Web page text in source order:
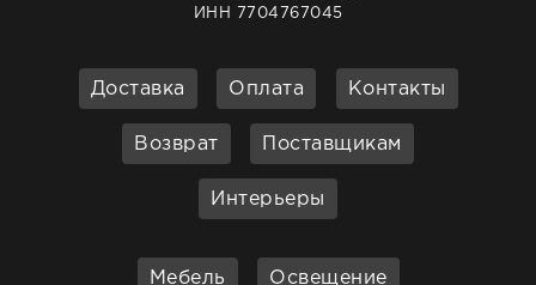
ИНН 7704767045
Доставка Оплата Контакты
Возврат Поставщикам
Интерьеры
Мебель Освещение